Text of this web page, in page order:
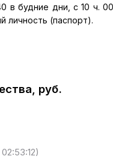
в будние дни, с 10 ч.
личность (паспорт).
руб.